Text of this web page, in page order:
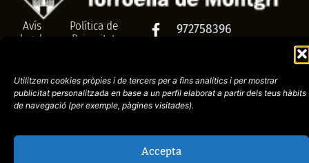
Utilitzem cookies pròpies i de tercers per a fins analítics i per mostrar
publicitatpersonalitzada en base a un perfil elaborat a partir dels teus hàbits
de navegació (perexemple, pàgines visitades).
Accepta
Avís
legal
Política de
Privacitat
972758396
web de placid.cat